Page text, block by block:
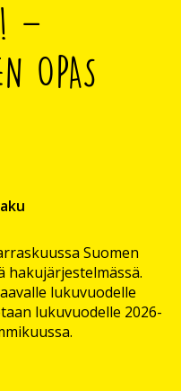
–
OPAS
Suomen
hakujärjestelmässä.
lukuvuodelle
lukuvuodelle 2026-